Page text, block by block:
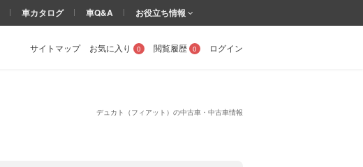
デュカト（フィアット）の中古車・中古車情報
サイトマップ お気に入り 0 閲覧履歴 0 ログイン
車カタログ 車Q&A お役立ち情報